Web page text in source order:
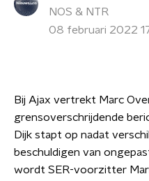
NOS & NTR
08 februari 2022
Bij Ajax vertrekt Marc
grensoverschrijdende
Dijk stapt op nadat
beschuldigen van
wordt SER-voorzitter